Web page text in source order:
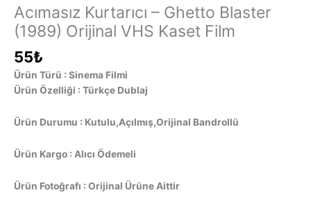
Acımasız Kurtarıcı – Ghetto Blaster
(1989) Orijinal VHS Kaset Film
55₺
Ürün Türü : Sinema Filmi
Ürün Özelliği : Türkçe Dublaj
Ürün Durumu : Kutulu,Açılmış,Orijinal Bandrollü
Ürün Kargo : Alıcı Ödemeli
Ürün Fotoğrafı : Orijinal Ürüne Aittir